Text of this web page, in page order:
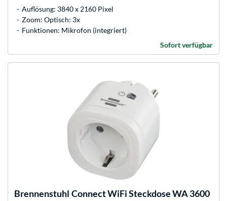
Auflösung: 3840 x 2160 Pixel
Zoom: Optisch: 3x
Funktionen: Mikrofon (integriert)
Sofort verfügbar
Brennenstuhl Connect WiFi Steckdose WA 3600